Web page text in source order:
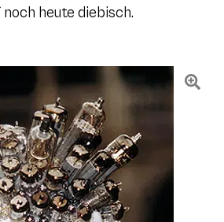
heute diebisch.